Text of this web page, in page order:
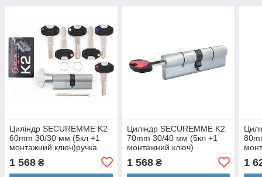
Циліндр SECUREMME K2
60mm 30/30 мм (5кл +1
монтажний ключ)ручка
1 568 ₴
Циліндр SECUREMME K2
70mm 30/40 мм (5кл +1
монтажний ключ)
1 568₴ 1